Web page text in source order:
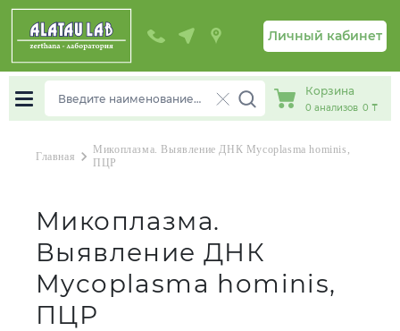
Личный кабинет
Корзина
0 анализов 0 ₸
Главная chevron_right
Микоплазма. Выявление ДНК Mycoplasma hominis,
ПЦР
Микоплазма.
Выявление ДНК
Mycoplasma hominis,
ПЦР